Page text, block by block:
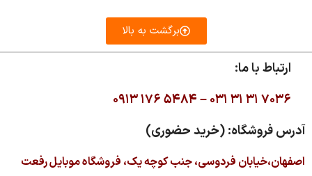
برگشت به بالا
ارتباط با ما:
۰۹۱۳ ۱۷۶ ۵۴۸۴ –۰۳۱ ۳۱ ۳۱ ۷۰۳۶
آدرس فروشگاه: (خرید حضوری)
اصفهان،خیابان فردوسی، جنب کوچه یک، فروشگاه موبایل رفعت